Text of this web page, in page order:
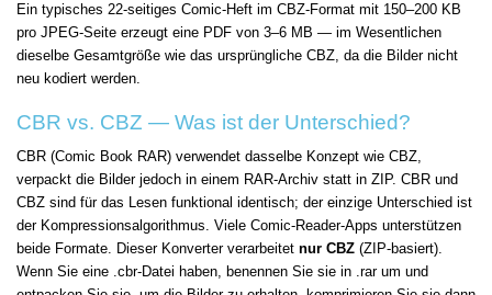
Ein typisches 22-seitiges Comic-Heft im CBZ-Format mit 150–200 KB
pro JPEG-Seite erzeugt eine PDF von 3–6 MB — im Wesentlichen
dieselbe Gesamtgröße wie das ursprüngliche CBZ, da die Bilder nicht
neu kodiert werden.
CBR vs. CBZ — Was ist der Unterschied?
CBR (Comic Book RAR) verwendet dasselbe Konzept wie CBZ,
verpackt die Bilder jedoch in einem RAR-Archiv statt in ZIP. CBR und
CBZ sind für das Lesen funktional identisch; der einzige Unterschied ist
der Kompressionsalgorithmus. Viele Comic-Reader-Apps unterstützen
beide Formate. Dieser Konverter verarbeitet nur CBZ (ZIP-basiert).
Wenn Sie eine .cbr-Datei haben, benennen Sie sie in .rar um und